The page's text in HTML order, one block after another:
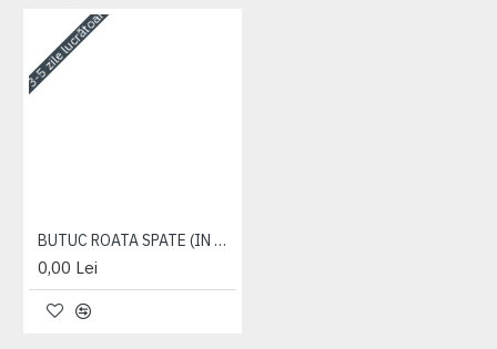
3-5 zile lucrătoare
BUTUC ROATA SPATE (IN ANSAMBLU)
0,00 Lei